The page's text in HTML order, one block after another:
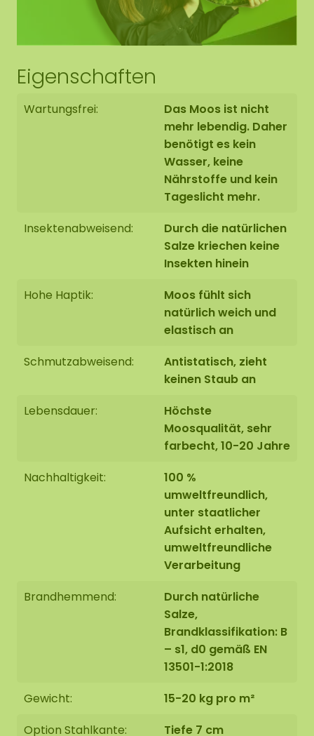
Eigenschaften
Wartungsfrei:
Das Moos ist nicht
mehr lebendig. Daher
benötigt es kein
Wasser, keine
Nährstoffe und kein
Tageslicht mehr.
Insektenabweisend:
Durch die natürlichen
Salze kriechen keine
Insekten hinein
Hohe Haptik:
Moos fühlt sich
natürlich weich und
elastisch an
Schmutzabweisend:
Antistatisch, zieht
keinen Staub an
Lebensdauer:
Höchste
Moosqualität, sehr
farbecht, 10-20 Jahre
Nachhaltigkeit:
100 %
umweltfreundlich,
unter staatlicher
Aufsicht erhalten,
umweltfreundliche
Verarbeitung
Brandhemmend:
Durch natürliche
Salze,
Brandklassifikation: B
– s1, d0 gemäß EN
13501-1:2018
Gewicht:
15-20 kg pro m²
Option Stahlkante:
Tiefe 7 cm